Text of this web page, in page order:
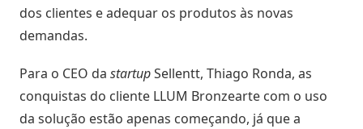
dos clientes e adequar os produtos às novas
demandas.
Para o CEO da startupSellentt, Thiago Ronda, as
conquistas do cliente LLUM Bronzearte com o uso
da solução estão apenas começando, já que a